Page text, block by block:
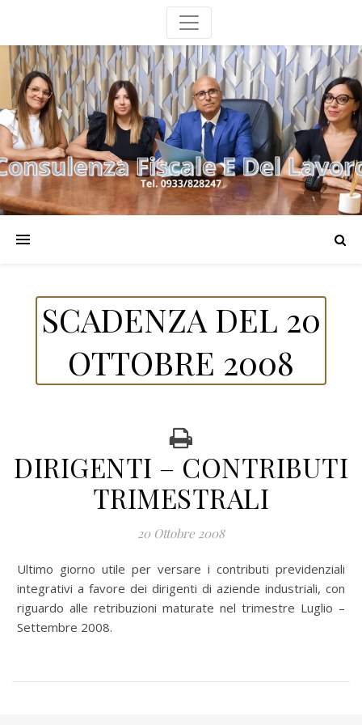
SCADENZA DEL 20
OTTOBRE 2008
DIRIGENTI – CONTRIBUTI
TRIMESTRALI
20 Ottobre 2008
Ultimo giorno utile per versare i contributi previdenziali
integrativi a favore dei dirigenti di aziende industriali, con
riguardo alle retribuzioni maturate nel trimestre Luglio –
Settembre 2008.